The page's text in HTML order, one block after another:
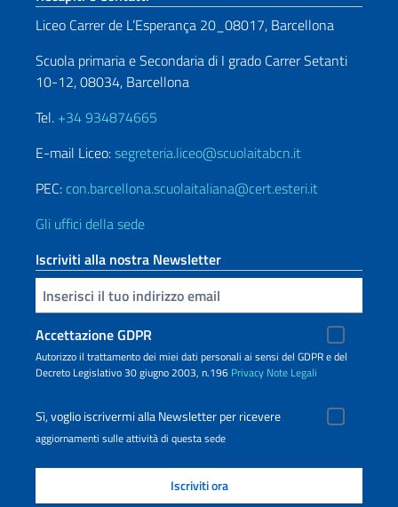
Liceo Carrer de L’Esperança 20_08017, Barcellona
Scuola primaria e Secondaria di I grado Carrer Setanti
10-12, 08034, Barcellona
Tel. +34 934874665
E-mail Liceo:segreteria.liceo@scuolaitabcn.it
PEC: con.barcellona.scuolaitaliana@cert.esteri.it
Gli uffici della sede
Iscriviti alla nostra Newsletter
Inserisci la tua email
Accettazione GDPR
Autorizzo il trattamento dei miei dati personali ai sensi del GDPR e del
Decreto Legislativo 30 giugno 2003, n.196 Privacy Note Legali
Sì, voglio iscrivermi alla Newsletter per ricevere
aggiornamenti sulle attività di questa sede